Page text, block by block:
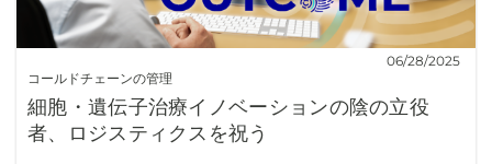
コールドチェーンの管理
06/28/2025
細胞・遺伝子治療イノベーションの陰の立役
者、ロジスティクスを祝う